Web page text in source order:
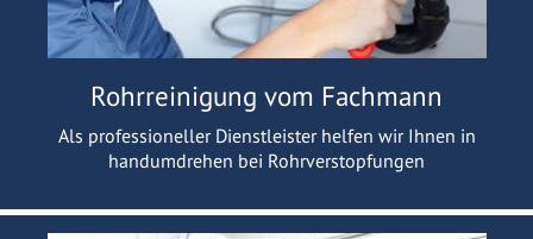
Rohrreinigung vom Fachmann
Als professioneller Dienstleister helfen wir Ihnen in
handumdrehen bei Rohrverstopfungen